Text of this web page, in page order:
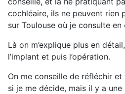
cochléaire, ils ne peuvent rien
sur Toulouse où je consulte
Là on m’explique plus en
l’implant et puis l’opération.
On me conseille de réfléchir
si je me décide, mais il y a une